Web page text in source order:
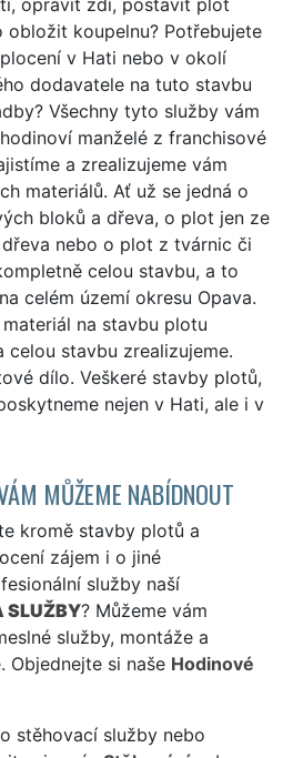
obložit koupelnu? Potřebujete
v Hati nebo v okolí
dodavatele na tuto stavbu
Všechny tyto služby vám
manželé z franchisové
a zrealizujeme vám
materiálů. Ať už se jedná o
bloků a dřeva, o plot jen ze
nebo o plot z tvárnic či
celou stavbu, a to
celém území okresu Opava.
na stavbu plotu
celou stavbu zrealizujeme.
dílo. Veškeré stavby plotů,
nejen v Hati, ale i v
MŮŽEME NABÍDNOUT
kromě stavby plotů a
zájem i o jiné
služby naší
SLUŽBY? Můžeme vám
služby, montáže a
Objednejte si naše Hodinové
stěhovací služby nebo